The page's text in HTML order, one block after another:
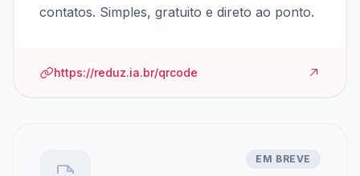
contatos. Simples, gratuito e direto ao ponto.
https://reduz.ia.br/qrcode
EM BREVE